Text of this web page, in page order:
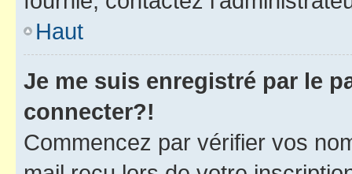
Haut
Je me suis enregistré par le
connecter?!
Commencez par vérifier vos